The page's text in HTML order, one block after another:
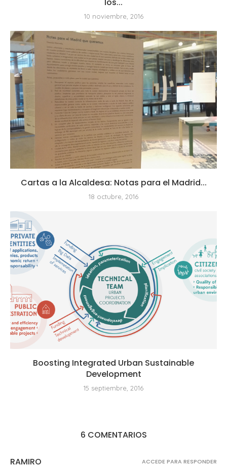
10 noviembre, 2016
Cartas a la Alcaldesa: Notas para el Madrid...
18 octubre, 2016
Boosting Integrated Urban Sustainable
Development
15 septiembre, 2016
6 COMENTARIOS
RAMIRO ACCEDE PARA RESPONDER